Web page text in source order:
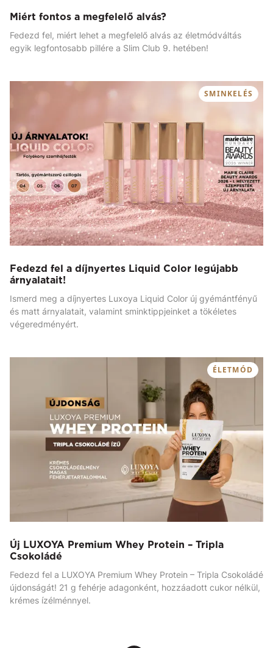
Miért fontos a megfelelő alvás?
Fedezd fel, miért lehet a megfelelő alvás az életmódváltás
egyik legfontosabb pillére a Slim Club 9. hetében!
SMINKELÉS
Fedezd fel a díjnyertes Liquid Color legújabb
árnyalatait!
Ismerd meg a díjnyertes Luxoya Liquid Color új gyémántfényű
és matt árnyalatait, valamint sminktippjeinket a tökéletes
végeredményért.
ÉLETMÓD
Új LUXOYA Premium Whey Protein – Tripla
Csokoládé
Fedezd fel a LUXOYA Premium Whey Protein – Tripla Csokoládé
újdonságát! 21 g fehérje adagonként, hozzáadott cukor nélkül,
krémes ízélménnyel.